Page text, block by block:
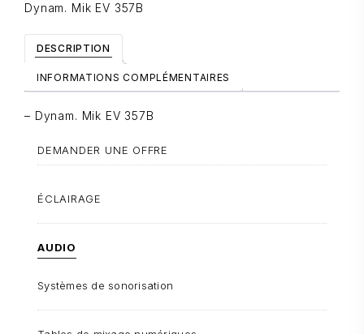
Dynam. Mik EV 357B
DESCRIPTION
INFORMATIONS COMPLÉMENTAIRES
– Dynam. Mik EV 357B
DEMANDER UNE OFFRE
ÉCLAIRAGE
AUDIO
Systèmes de sonorisation